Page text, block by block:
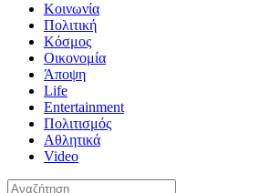
Κοινωνία
Πολιτική
Κόσμος
Οικονομία
Άποψη
Life
Entertainment
Πολιτισμός
Αθλητικά
Video